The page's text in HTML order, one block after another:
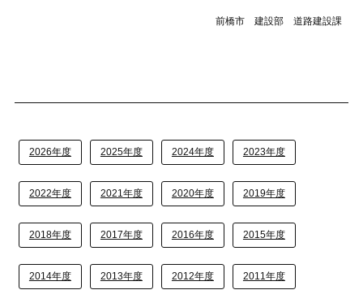
前橋市 建設部 道路建設課
2026年度 2025年度 2024年度 2023年度
2022年度 2021年度 2020年度 2019年度
2018年度 2017年度 2016年度 2015年度
2014年度 2013年度 2012年度 2011年度